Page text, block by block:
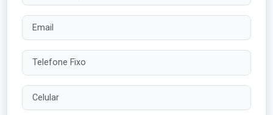
Email
Telefone Fixo
Celular